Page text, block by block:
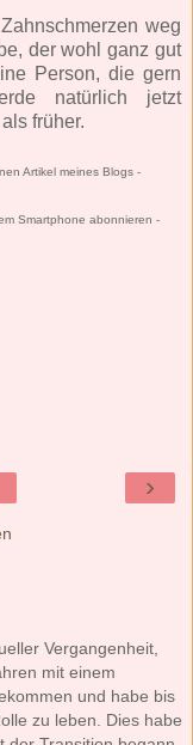
weg
der wohl ganz gut
Person, die gern
natürlich jetzt
früher.
Artikel meines Blogs -
Smartphone abonnieren -
›
Vergangenheit,
mit einem
und habe bis
zu leben. Dies habe